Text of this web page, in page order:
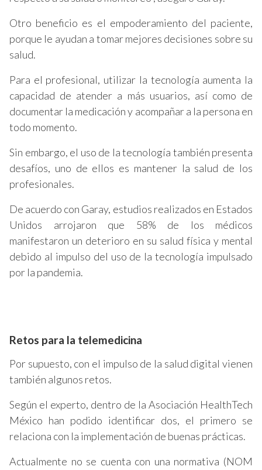
Otro beneficio es el empoderamiento del paciente,
porque le ayudan a tomar mejores decisiones sobre su
salud.
Para el profesional, utilizar la tecnología aumenta la
capacidad de atender a más usuarios, así como de
documentar la medicación y acompañar a la persona en
todo momento.
Sin embargo, el uso de la tecnología también presenta
desafíos, uno de ellos es mantener la salud de los
profesionales.
De acuerdo con Garay, estudios realizados en Estados
Unidos arrojaron que 58% de los médicos
manifestaron un deterioro en su salud física y mental
debido al impulso del uso de la tecnología impulsado
por la pandemia.
Retos para la telemedicina
Por supuesto, con el impulso de la salud digital vienen
también algunos retos.
Según el experto, dentro de la Asociación HealthTech
México han podido identificar dos, el primero se
relaciona con la implementación de buenas prácticas.
Actualmente no se cuenta con una normativa (NOM